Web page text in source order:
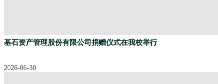
基石资产管理股份有限公司捐赠仪式在我校举行
2026-06-30